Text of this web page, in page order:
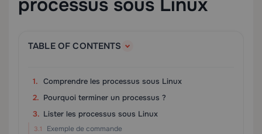
processus sous Linux
TABLE OF CONTENTS
Comprendre les processus sous Linux
Pourquoi terminer un processus ?
Lister les processus sous Linux
Exemple de commande